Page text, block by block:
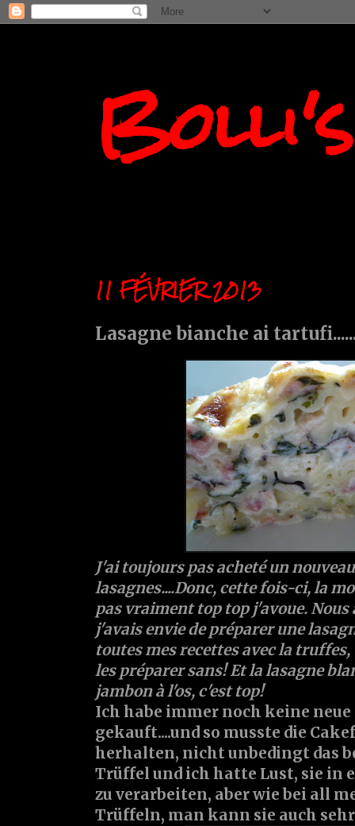
11 FÉVRIER 2013
Lasagne bianche ai
J'ai toujours pas acheté un
lasagnes....Donc, cette fois-ci, la
pas vraiment top top j'avoue.
j'avais envie de préparer une
toutes mes recettes avec la
les préparer sans! Et la lasagne
jambon à l'os, c'est top!
Ich habe immer noch keine
gekauft....und so musste die
herhalten, nicht unbedingt das
Trüffel und ich hatte Lust, sie in
zu verarbeiten, aber wie bei all
Trüffeln, man kann sie auch